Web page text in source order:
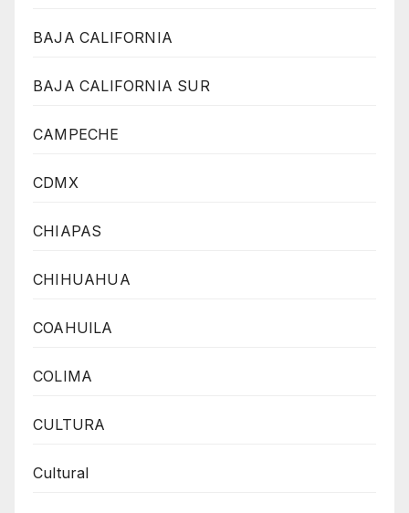
BAJA CALIFORNIA
BAJA CALIFORNIA SUR
CAMPECHE
CDMX
CHIAPAS
CHIHUAHUA
COAHUILA
COLIMA
CULTURA
Cultural